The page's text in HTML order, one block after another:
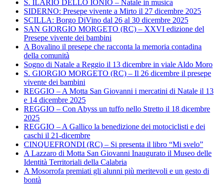
S. ILARIO DELLO IONIO – Natale in musica
SIDERNO: Presepe vivente a Mirto il 27 dicembre 2025
SCILLA: Borgo DiVino dal 26 al 30 dicembre 2025
SAN GIORGIO MORGETO (RC) – XXVI edizione del
Presepe vivente dei bambini
A Bovalino il presepe che racconta la memoria contadina
della comunità
Sogno di Natale a Reggio il 13 dicembre in viale Aldo Moro
S. GIORGIO MORGETO (RC) – Il 26 dicembre il presepe
vivente dei bambini
REGGIO – A Motta San Giovanni i mercatini di Natale il 13
e 14 dicembre 2025
REGGIO – Con Abyss un tuffo nello Stretto il 18 dicembre
2025
REGGIO – A Gallico la benedizione dei motociclisti e dei
caschi il 21-dicembre
CINQUEFRONDI (RC) – Si presenta il libro “Mi svelo”
A Lazzaro di Motta San Giovanni Inaugurato il Museo delle
Identità Territoriali della Calabria
A Mosorrofa premiati gli alunni più meritevoli e un gesto di
bontà